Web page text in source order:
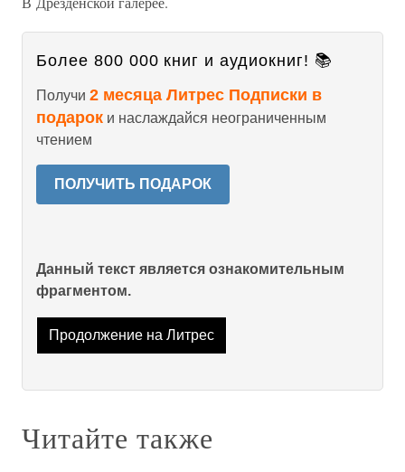
Более 800 000 книг и аудиокниг! 📚
Получи 2 месяца Литрес Подписки в
подарок и наслаждайся неограниченным
чтением
ПОЛУЧИТЬ ПОДАРОК
Данный текст является ознакомительным
фрагментом.
Продолжение на Литрес
Читайте также